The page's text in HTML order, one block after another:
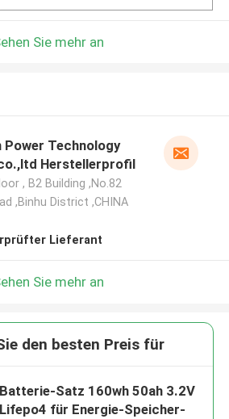
Sie mehr an
Power Technology
Herstellerprofil
, B2 Building ,No.82
,Binhu District ,CHINA
Lieferant
Sie mehr an
den besten Preis für
Batterie-Satz 160wh 50ah 3.2V
Lifepo4 für Energie-Speicher-